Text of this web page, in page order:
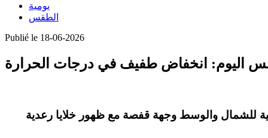
يومية
الطقس
Publié le 18-06-2026
اليوم: انخفاض طفيف في درجات الحرارة
الغربية للشمال والوسط وجهة قفصة مع ظهور خلايا رعدية